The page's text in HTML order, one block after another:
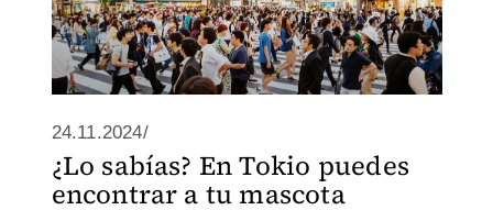
24.11.2024/
¿Lo sabías? En Tokio puedes
encontrar a tu mascota